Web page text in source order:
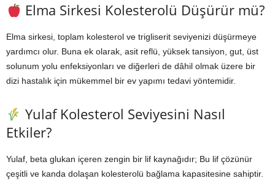
Elma Sirkesi Kolesterolü Düşürür mü?
Elma sirkesi, toplam kolesterol ve trigliserit seviyenizi düşürmeye
yardımcı olur. Buna ek olarak, asit reflü, yüksek tansiyon, gut, üst
solunum yolu enfeksiyonları ve diğerleri de dâhil olmak üzere bir
dizi hastalık için mükemmel bir ev yapımı tedavi yöntemidir.
Yulaf Kolesterol Seviyesini Nasıl
Etkiler?
Yulaf, beta glukan içeren zengin bir lif kaynağıdır; Bu lif çözünür
çeşitli ve kanda dolaşan kolesterolü bağlama kapasitesine sahiptir.